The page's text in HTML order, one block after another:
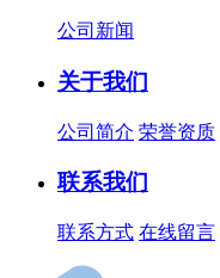
公司新闻
关于我们
公司简介 荣誉资质
联系我们
联系方式 在线留言